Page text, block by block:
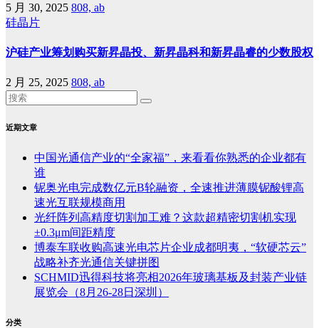
5 月 30, 2025 808, ab
硅晶片
沪硅产业筹划购买新昇晶投、新昇晶科和新昇晶睿的少数股权
2 月 25, 2025 808, ab
近期文章
中国光通信产业的“全家福”，来看看你熟悉的企业都有
谁
铌奥光电完成数亿元B轮融资，全速推进薄膜铌酸锂高
速光互联规模商用
光纤阵列高精度切割加工难？这款超精密切割机实现
±0.3μm间距精度
博泰车联收购高速光电芯片企业成都明夷，“软硬芯云”
战略补齐光通信关键拼图
SCHMID迅得科技将亮相2026年玻璃基板及封装产业链
展览会（8月26-28日深圳）
分类